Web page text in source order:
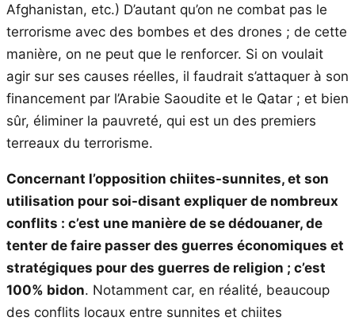
Afghanistan, etc.) D’autant qu’on ne combat pas le
terrorisme avec des bombes et des drones ; de cette
manière, on ne peut que le renforcer. Si on voulait
agir sur ses causes réelles, il faudrait s’attaquer à son
financement par l’Arabie Saoudite et le Qatar ; et bien
sûr, éliminer la pauvreté, qui est un des premiers
terreaux du terrorisme.
Concernant l’opposition chiites-sunnites, et son
utilisation pour soi-disant expliquer de nombreux
conflits : c’est une manière de se dédouaner, de
tenter de faire passer des guerres économiques et
stratégiques pour des guerres de religion ; c’est
100% bidon. Notamment car, en réalité, beaucoup
des conflits locaux entre sunnites et chiites